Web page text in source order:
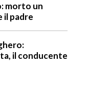
morto un
il padre
il conducente